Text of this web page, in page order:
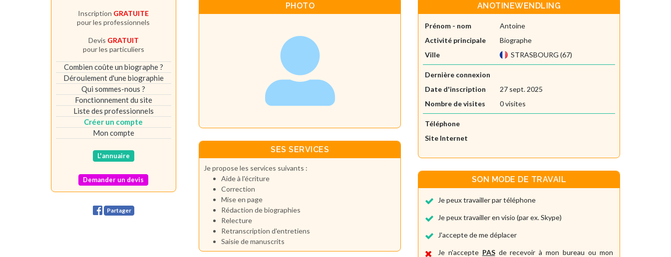
PHOTO ANOTINEWENDLING
Prénom - nom
Antoine
Activité principale
Biographe
Ville
STRASBOURG (67)
Dernière connexion
Date d'inscription
27 sept. 2025
Nombre de visites
0 visites
Téléphone
Site Internet
SES SERVICES
Je propose les services suivants :
Aide à l'écriture
Correction
Mise en page
Rédaction de biographies
Relecture
Retranscription d'entretiens
Saisie de manuscrits
SON MODE DE TRAVAIL
Je peux travailler par téléphone
Je peux travailler en visio (par ex. Skype)
J'accepte de me déplacer
Je n'accepte PASde recevoir à mon bureau ou mon
Inscription GRATUITE
pour les professionnels
Devis GRATUIT
pour les particuliers
Combien coûte un biographe ?
Déroulement d'une biographie
Qui sommes-nous ?
Fonctionnement du site
Liste des professionnels
Créer un compte
Mon compte
L'annuaire
Demander un devis
Partager